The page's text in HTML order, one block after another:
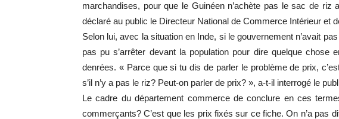
marchandises, pour que le Guinéen n’achète pas le sac de riz
déclaré au public le Directeur National de Commerce Intérieur et
Selon lui, avec la situation en Inde, si le gouvernement n’avait
pas pu s’arrêter devant la population pour dire quelque chose
denrées. « Parce que si tu dis de parler le problème de prix,
s’il n’y a pas le riz? Peut-on parler de prix? », a-t-il interrogé le
Le cadre du département commerce de conclure en ces
commerçants? C’est que les prix fixés sur ce fiche. On n’a pas